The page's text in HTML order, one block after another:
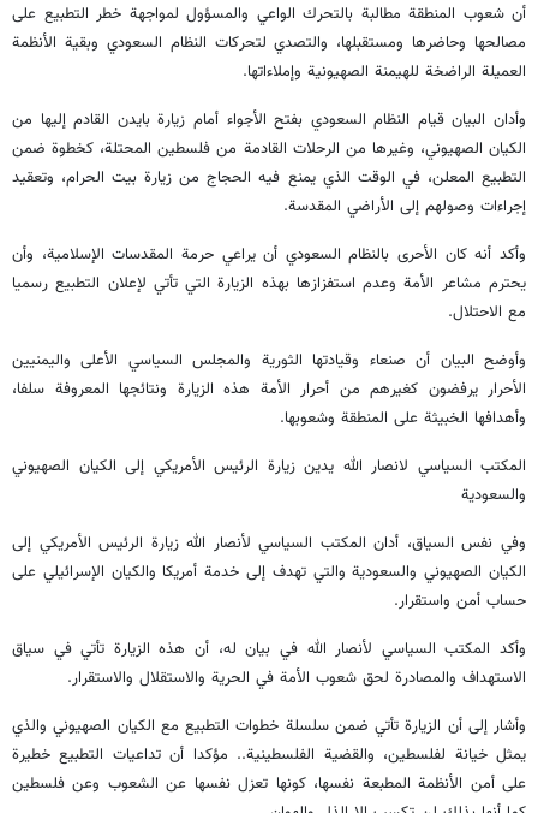
أن شعوب المنطقة مطالبة بالتحرك الواعي والمسؤول لمواجهة خطر التطبيع على
مصالحها وحاضرها ومستقبلها، والتصدي لتحركات النظام السعودي وبقية الأنظمة
العميلة الراضخة للهيمنة الصهيونية وإملاءاتها.
وأدان البيان قيام النظام السعودي بفتح الأجواء أمام زيارة بايدن القادم إليها من
الكيان الصهيوني، وغيرها من الرحلات القادمة من فلسطين المحتلة، كخطوة ضمن
التطبيع المعلن، في الوقت الذي يمنع فيه الحجاج من زيارة بيت الحرام، وتعقيد
إجراءات وصولهم إلى الأراضي المقدسة.
وأكد أنه كان الأحرى بالنظام السعودي أن يراعي حرمة المقدسات الإسلامية، وأن
يحترم مشاعر الأمة وعدم استفزازها بهذه الزيارة التي تأتي لإعلان التطبيع رسميا
مع الاحتلال.
وأوضح البيان أن صنعاء وقيادتها الثورية والمجلس السياسي الأعلى واليمنيين
الأحرار يرفضون كغيرهم من أحرار الأمة هذه الزيارة ونتائجها المعروفة سلفا،
وأهدافها الخبيثة على المنطقة وشعوبها.
المكتب السياسي لانصار الله يدين زيارة الرئيس الأمريكي إلى الكيان الصهيوني
والسعودية
وفي نفس السياق، أدان المكتب السياسي لأنصار الله زيارة الرئيس الأمريكي إلى
الكيان الصهيوني والسعودية والتي تهدف إلى خدمة أمريكا والكيان الإسرائيلي على
حساب أمن واستقرار.
وأكد المكتب السياسي لأنصار الله في بيان له، أن هذه الزيارة تأتي في سياق
الاستهداف والمصادرة لحق شعوب الأمة في الحرية والاستقلال والاستقرار.
وأشار إلى أن الزيارة تأتي ضمن سلسلة خطوات التطبيع مع الكيان الصهيوني والذي
يمثل خيانة لفلسطين، والقضية الفلسطينية.. مؤكدا أن تداعيات التطبيع خطيرة
على أمن الأنظمة المطبعة نفسها، كونها تعزل نفسها عن الشعوب وعن فلسطين